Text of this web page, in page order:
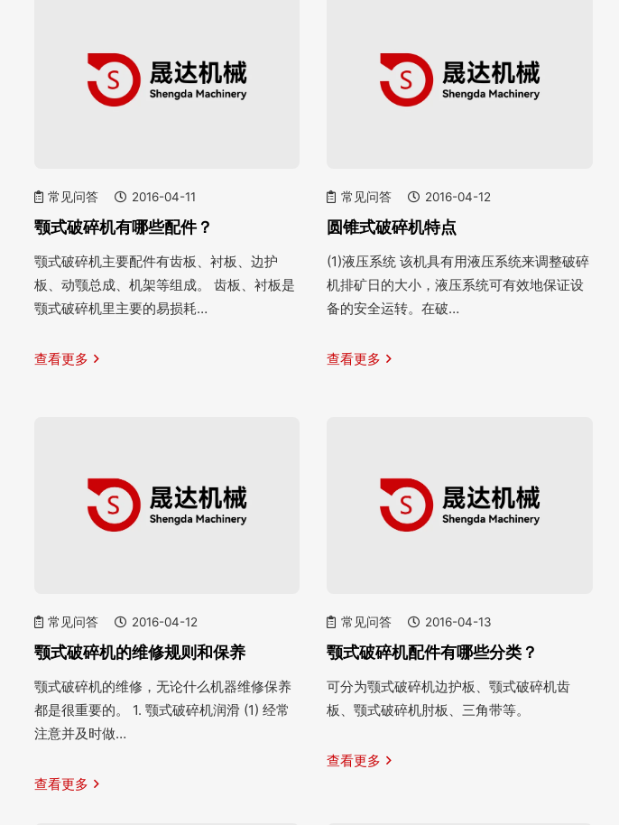
常见问答 2016-04-11
颚式破碎机有哪些配件？
颚式破碎机主要配件有齿板、衬板、边护
板、动颚总成、机架等组成。 齿板、衬板是
颚式破碎机里主要的易损耗…
查看更多
常见问答 2016-04-12
圆锥式破碎机特点
(1)液压系统 该机具有用液压系统来调整破碎
机排矿日的大小，液压系统可有效地保证设
备的安全运转。在破…
查看更多
常见问答 2016-04-12
颚式破碎机的维修规则和保养
颚式破碎机的维修，无论什么机器维修保养
都是很重要的。 1. 颚式破碎机润滑 (1) 经常
注意并及时做…
查看更多
常见问答 2016-04-13
颚式破碎机配件有哪些分类？
可分为颚式破碎机边护板、颚式破碎机齿
板、颚式破碎机肘板、三角带等。
查看更多